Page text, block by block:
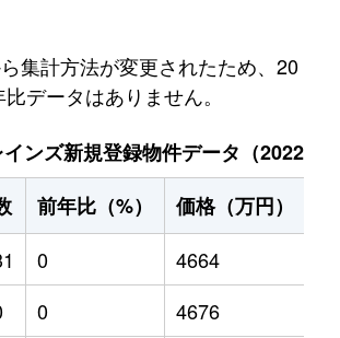
集計方法が変更されたため、20
データはありません。
ンズ新規登録物件データ（2022年
前年比（%） 価格（万円）
0 4664
0 4676